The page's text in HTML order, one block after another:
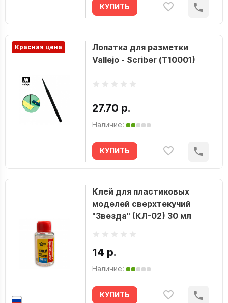
КУПИТЬ
Красная цена
Лопатка для разметки
Vallejo - Scriber (T10001)
27.70 р.
Наличие:
КУПИТЬ
Клей для пластиковых
моделей сверхтекучий
"Звезда" (КЛ-02) 30 мл
14 р.
Наличие:
КУПИТЬ